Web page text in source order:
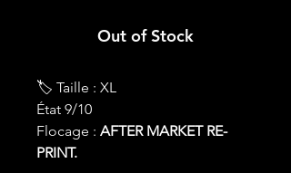
Out of Stock
🏷 Taille : XL
État 9/10
Flocage : AFTER MARKET RE-
PRINT.